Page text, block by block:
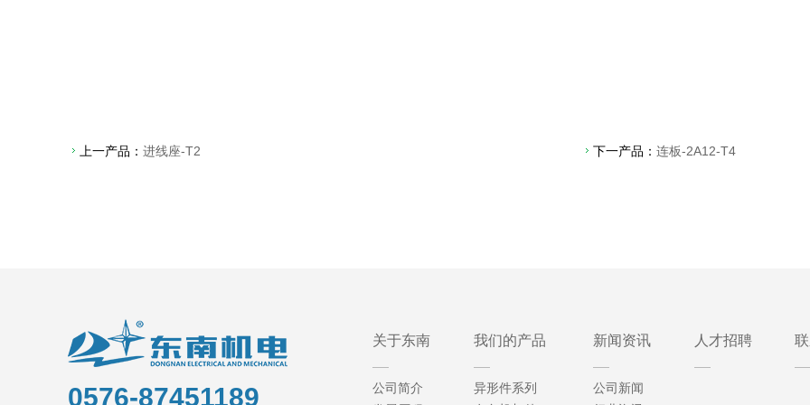
上一产品： 进线座-T2 下一产品：连板-2A12-T4
0576-87451189
关于东南
公司简介
我们的产品
异形件系列
新闻资讯
公司新闻
人才招聘